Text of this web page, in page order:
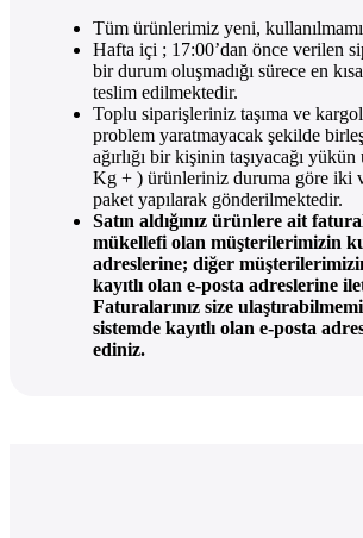
Tüm ürünlerimiz yeni,
Hafta içi ; 17:00’dan önce verilen
bir durum oluşmadığı sürece en
teslim edilmektedir.
Toplu siparişleriniz taşıma ve
problem yaratmayacak şekilde
ağırlığı bir kişinin taşıyacağı
Kg + ) ürünleriniz duruma göre iki
paket yapılarak gönderilmektedir.
Satın aldığınız ürünlere ait
mükellefi olan müşterilerimizin
adreslerine; diğer
kayıtlı olan e-posta adreslerine
Faturalarınız size
sistemde kayıtlı olan e-posta
ediniz.